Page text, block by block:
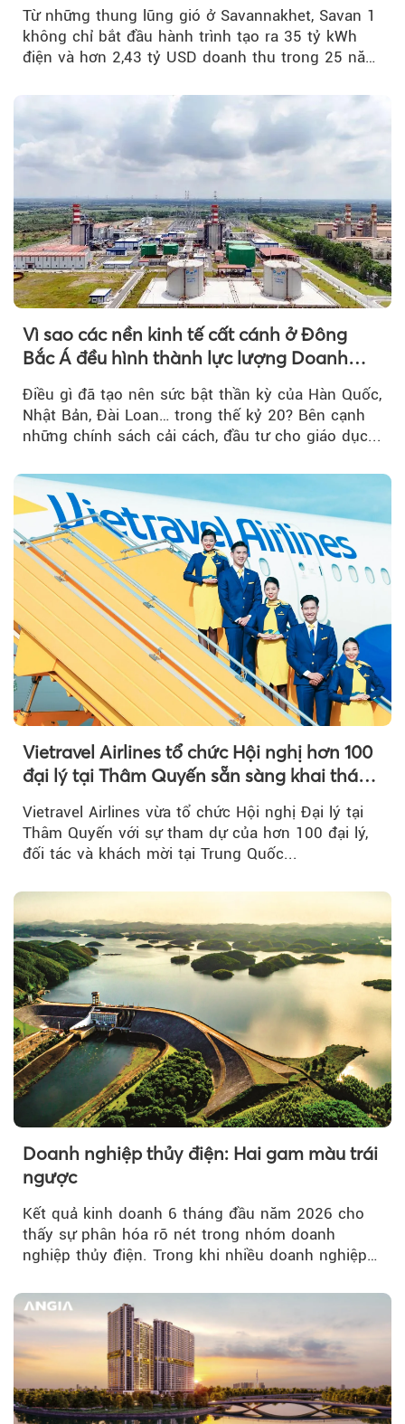
Từ những thung lũng gió ở Savannakhet, Savan 1
không chỉ bắt đầu hành trình tạo ra 35 tỷ kWh
điện và hơn 2,43 tỷ USD doanh thu trong 25 năm
Vì sao các nền kinh tế cất cánh ở Đông
Bắc Á đều hình thành lực lượng Doanh
Điều gì đã tạo nên sức bật thần kỳ của Hàn Quốc,
Nhật Bản, Đài Loan… trong thế kỷ 20? Bên cạnh
những chính sách cải cách, đầu tư cho giáo dục...
Vietravel Airlines tổ chức Hội nghị hơn 100
đại lý tại Thâm Quyến sẵn sàng khai thác
đường bay thẳng TP.HCM - Thâm Quyến
Vietravel Airlines vừa tổ chức Hội nghị Đại lý tại
Thâm Quyến với sự tham dự của hơn 100 đại lý,
đối tác và khách mời tại Trung Quốc...
Doanh nghiệp thủy điện: Hai gam màu trái
ngược
Kết quả kinh doanh 6 tháng đầu năm 2026 cho
thấy sự phân hóa rõ nét trong nhóm doanh
nghiệp thủy điện. Trong khi nhiều doanh nghiệp